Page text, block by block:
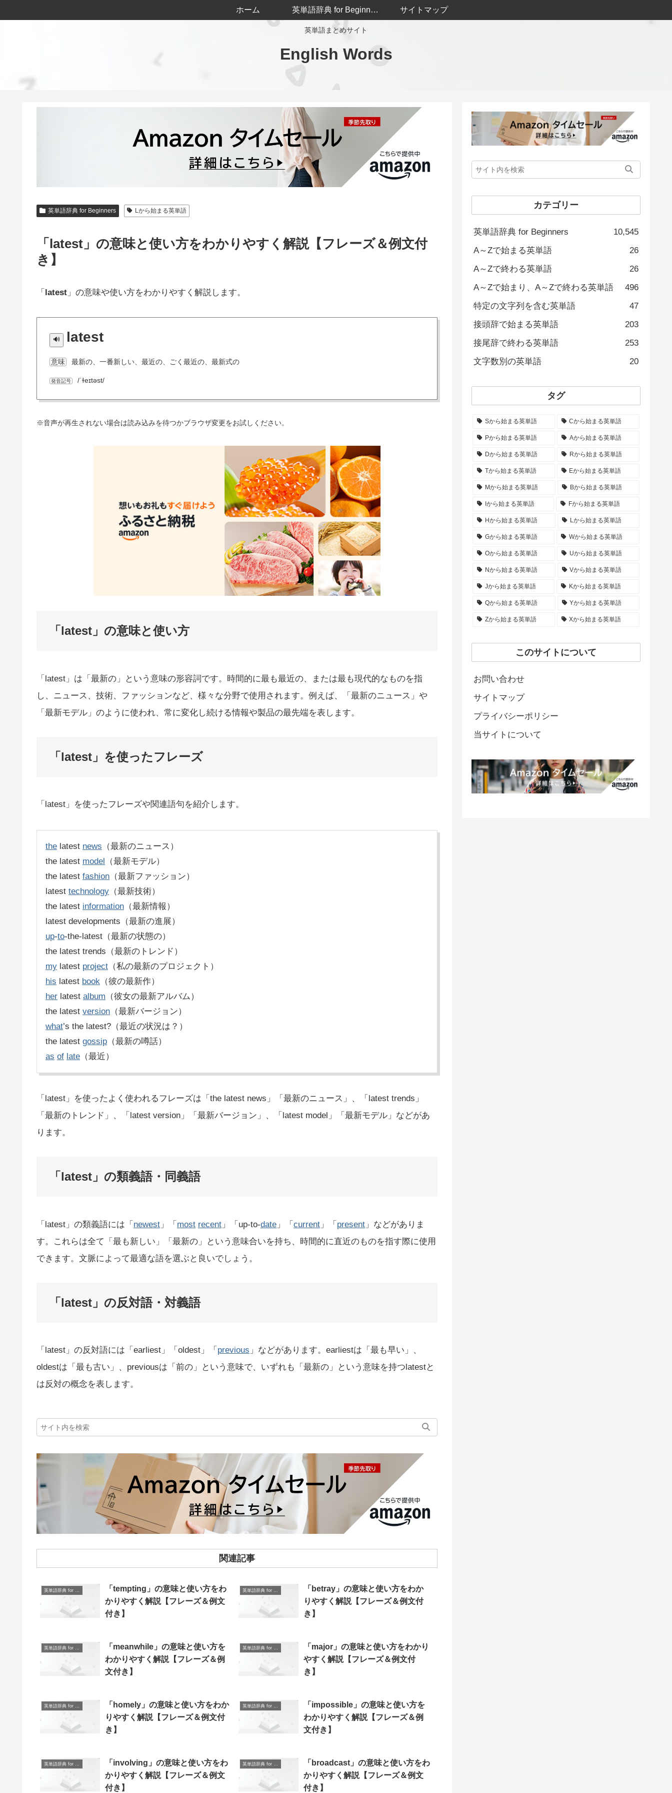
英単語まとめサイト
English Words
ホーム 英単語辞典 for Beginners サイトマップ
英単語辞典 for Beginners Lから始まる英単語
「latest」の意味と使い方をわかりやすく解説【フレーズ＆例文付
き】
「 latest 」の意味や使い方をわかりやすく解説します。
latest
意味 最新の、一番新しい、最近の、ごく最近の、最新式の
発音記号 /ˈɫeɪtəst/
※音声が再生されない場合は読み込みを待つかブラウザ変更をお試しください。
「latest」の意味と使い方
「latest」は「最新の」という意味の形容詞です。時間的に最も最近の、または最も現代的なものを指
し、ニュース、技術、ファッションなど、様々な分野で使用されます。例えば、「最新のニュース」や
「最新モデル」のように使われ、常に変化し続ける情報や製品の最先端を表します。
「latest」を使ったフレーズ
「latest」を使ったフレーズや関連語句を紹介します。
the latest news （最新のニュース）
the latest model
（最新モデル）
the latest fashion （最新ファッション）
latest technology （最新技術）
the latest information （最新情報）
latest developments（最新の進展）
up-to-the-latest（最新の状態の）
the latest trends（最新のトレンド）
my latest project （私の最新のプロジェクト）
his latest book （彼の最新作）
her latest album （彼女の最新アルバム）
the latest version （最新バージョン）
what’s the latest?（最近の状況は？）
the latest gossip （最新の噂話）
as of late （最近）
「latest」を使ったよく使われるフレーズは「the latest news」「最新のニュース」、「latest trends」
「最新のトレンド」、「latest version」「最新バージョン」、「latest model」「最新モデル」などがあ
ります。
「latest」の類義語・同義語
「latest」の類義語には「 newest 」「 most recent 」「up-to-date 」「 current 」「 present 」などがありま
す。これらは全て「最も新しい」「最新の」という意味合いを持ち、時間的に直近のものを指す際に使用
できます。文脈によって最適な語を選ぶと良いでしょう。
「latest」の反対語・対義語
「latest」の反対語には「earliest」「oldest」「 previous 」などがあります。earliestは「最も早い」、
oldestは「最も古い」、previousは「前の」という意味で、いずれも「最新の」という意味を持つlatestと
は反対の概念を表します。
関連記事
「tempting」の意味と使い方をわ
かりやすく解説【フレーズ＆例文
付き】
「betray」の意味と使い方をわか
りやすく解説【フレーズ＆例文付
き】
英単語辞典 for Beginners
「meanwhile」の意味と使い方を
わかりやすく解説【フレーズ＆例
文付き】
英単語辞典 for Beginners
「major」の意味と使い方をわかり
やすく解説【フレーズ＆例文付
き】
英単語辞典 for Beginners
「homely」の意味と使い方をわか
りやすく解説【フレーズ＆例文付
き】
英単語辞典 for Beginners
「impossible」の意味と使い方を
わかりやすく解説【フレーズ＆例
文付き】
「involving」の意味と使い方をわ
かりやすく解説【フレーズ＆例文
付き】
「broadcast」の意味と使い方をわ
かりやすく解説【フレーズ＆例文
付き】
カテゴリー
英単語辞典 for Beginners
10,545
A～Zで始まる英単語
26
A～Zで終わる英単語
26
A～Zで始まり、A～Zで終わる英単語
496
特定の文字列を含む英単語
47
接頭辞で始まる英単語
203
接尾辞で終わる英単語
253
文字数別の英単語
20
タグ
Sから始まる英単語 Cから始まる英単語
Pから始まる英単語 Aから始まる英単語
Dから始まる英単語 Rから始まる英単語
Tから始まる英単語 Eから始まる英単語
Mから始まる英単語 Bから始まる英単語
Iから始まる英単語 Fから始まる英単語
Hから始まる英単語 Lから始まる英単語
Gから始まる英単語 Wから始まる英単語
Oから始まる英単語 Uから始まる英単語
Nから始まる英単語 Vから始まる英単語
Jから始まる英単語 Kから始まる英単語
Qから始まる英単語 Yから始まる英単語
Zから始まる英単語 Xから始まる英単語
このサイトについて
お問い合わせ
サイトマップ
プライバシーポリシー
当サイトについて